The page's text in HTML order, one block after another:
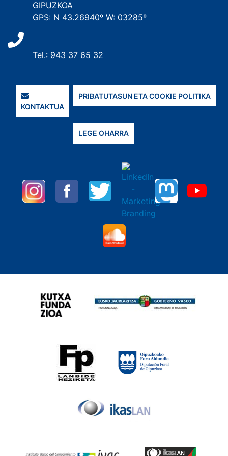
GIPUZKOA
GPS: N 43.26940º W: 03285º
Tel.: 943 37 65 32
KONTAKTUA
PRIBATUTASUN ETA COOKIE POLITIKA
LEGE OHARRA